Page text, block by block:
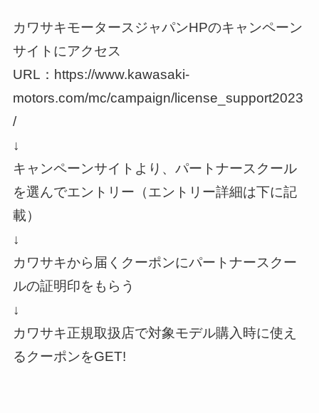
カワサキモータースジャパンHPのキャンペーン
サイトにアクセス
URL：https://www.kawasaki-
motors.com/mc/campaign/license_support2023
/
↓
キャンペーンサイトより、パートナースクール
を選んでエントリー（エントリー詳細は下に記
載）
↓
カワサキから届くクーポンにパートナースクー
ルの証明印をもらう
↓
カワサキ正規取扱店で対象モデル購入時に使え
るクーポンをGET!